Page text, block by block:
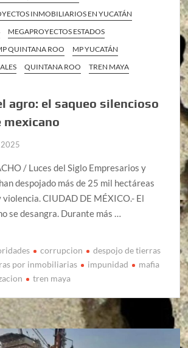
INMOBILIARIOS EN YUCATÁN
MEGAPROYECTOS ESTADOS
QUINTANA ROO
MP YUCATÁN
QUINTANA ROO
TREN MAYA
agro: el saqueo silencioso
mexicano
2025
/ Luces del Siglo Empresarios y
despojado más de 25 mil hectáreas
violencia. CIUDAD DE MÉXICO.- El
se desangra. Durante más …
corrupcion
despojo de tierras
por inmobiliarias
impunidad
mafia
tren maya